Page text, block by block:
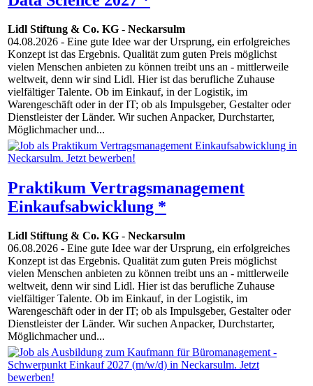
Lidl Stiftung & Co. KG - Neckarsulm
04.08.2026 - Eine gute Idee war der Ursprung, ein erfolgreiches
Konzept ist das Ergebnis. Qualität zum guten Preis möglichst
vielen Menschen anbieten zu können treibt uns an - mittlerweile
weltweit, denn wir sind Lidl. Hier ist das berufliche Zuhause
vielfältiger Talente. Ob im Einkauf, in der Logistik, im
Warengeschäft oder in der IT; ob als Impulsgeber, Gestalter oder
Dienstleister der Länder. Wir suchen Anpacker, Durchstarter,
Möglichmacher und...
Praktikum Vertragsmanagement
Einkaufsabwicklung *
Lidl Stiftung & Co. KG - Neckarsulm
06.08.2026 - Eine gute Idee war der Ursprung, ein erfolgreiches
Konzept ist das Ergebnis. Qualität zum guten Preis möglichst
vielen Menschen anbieten zu können treibt uns an - mittlerweile
weltweit, denn wir sind Lidl. Hier ist das berufliche Zuhause
vielfältiger Talente. Ob im Einkauf, in der Logistik, im
Warengeschäft oder in der IT; ob als Impulsgeber, Gestalter oder
Dienstleister der Länder. Wir suchen Anpacker, Durchstarter,
Möglichmacher und...